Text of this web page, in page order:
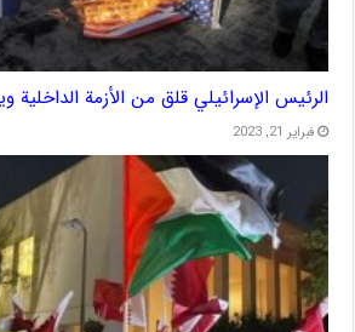
الرئيس الإسرائيلي قلق من الأزمة الداخلية
فبراير 21, 2023